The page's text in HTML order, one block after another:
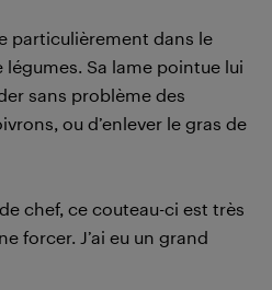
particulièrement dans le
Sa lame pointue lui
sans problème des
ou d’enlever le gras de
chef, ce couteau-ci est très
forcer. J’ai eu un grand